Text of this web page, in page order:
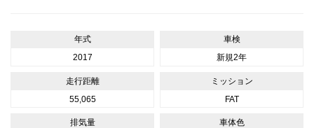
年式
2017
車検
新規2年
走行距離
55,065
ミッション
FAT
排気量
車体色